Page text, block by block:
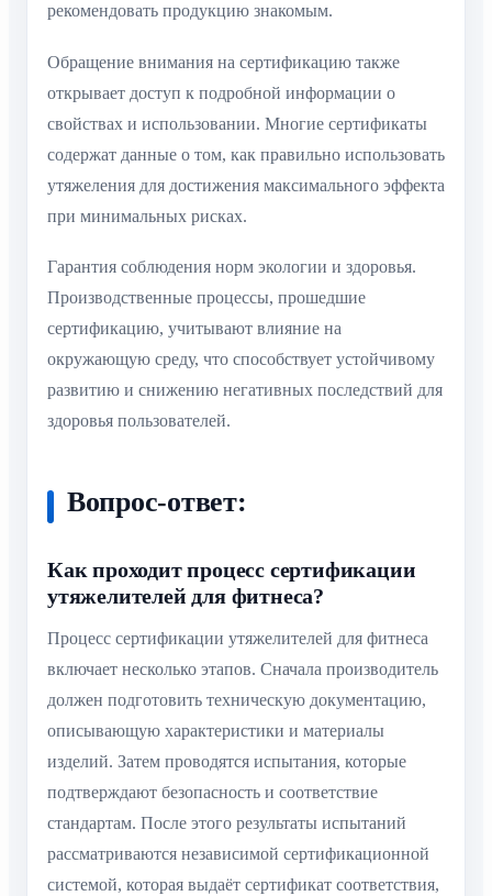
рекомендовать продукцию знакомым.
Обращение внимания на сертификацию также
открывает доступ к подробной информации о
свойствах и использовании. Многие сертификаты
содержат данные о том, как правильно использовать
утяжеления для достижения максимального эффекта
при минимальных рисках.
Гарантия соблюдения норм экологии и здоровья.
Производственные процессы, прошедшие
сертификацию, учитывают влияние на
окружающую среду, что способствует устойчивому
развитию и снижению негативных последствий для
здоровья пользователей.
Вопрос-ответ:
Как проходит процесс сертификации
утяжелителей для фитнеса?
Процесс сертификации утяжелителей для фитнеса
включает несколько этапов. Сначала производитель
должен подготовить техническую документацию,
описывающую характеристики и материалы
изделий. Затем проводятся испытания, которые
подтверждают безопасность и соответствие
стандартам. После этого результаты испытаний
рассматриваются независимой сертификационной
системой, которая выдаёт сертификат соответствия,